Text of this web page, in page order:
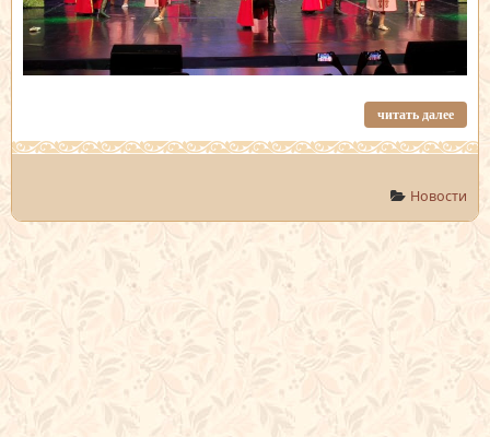
читать далее
Новости